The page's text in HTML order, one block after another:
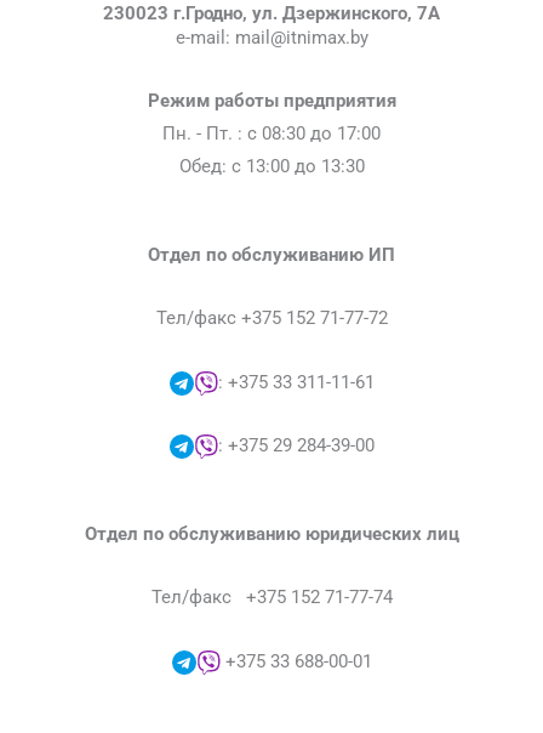
230023 г.Гродно, ул. Дзержинского, 7А
e-mail: mail@itnimax.by
Режим работы предприятия
Пн. - Пт. : c 08:30 до 17:00
Обед: с 13:00 до 13:30
Отдел по обслуживанию ИП
Тел/факс +375 152 71-77-72
: +375 33 311-11-61
: +375 29 284-39-00
Отдел по обслуживанию юридических лиц
Тел/факс +375 152 71-77-74
+375 33 688-00-01